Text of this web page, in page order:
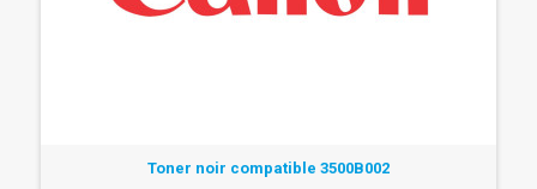
Toner noir compatible 3500B002